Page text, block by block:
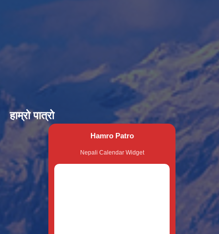
हाम्रो पात्रो
Hamro Patro
Nepali Calendar Widget